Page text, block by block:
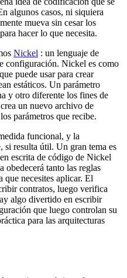
algunos casos, ni siquiera
mueva sin cesar los
hacer lo que necesita.
Nickel : un lenguaje de
configuración. Nickel es como
puede usar para crear
estáticos. Un parámetro
y otro diferente los fines de
un nuevo archivo de
parámetros que recibe.
funcional, y la
si resulta útil. Un gran tema es
escrita de código de Nickel
obedecerá tanto las reglas
que necesites aplicar. El
contratos, luego verifica
algo divertido en escribir
que luego controlan su
para las arquitecturas